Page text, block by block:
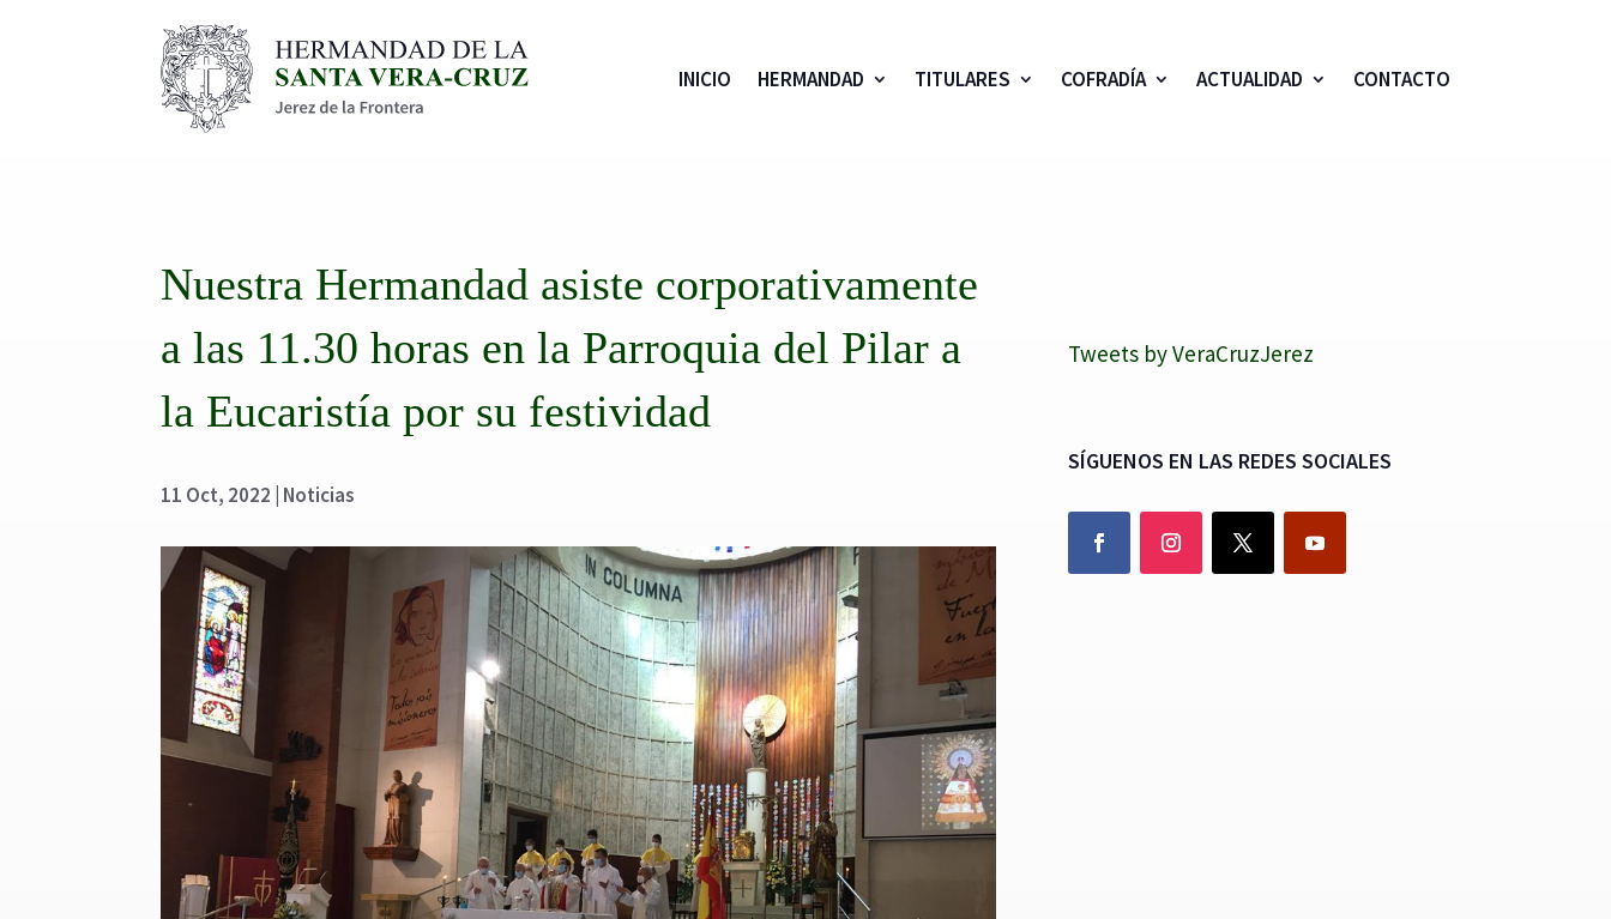
INICIO HERMANDAD TITULARES COFRADÍA ACTUALIDAD CONTACTO
Nuestra Hermandad asiste corporativamente
a las 11.30 horas en la Parroquia del Pilar a
la Eucaristía por su festividad
11 Oct, 2022 Noticias
Tweets by VeraCruzJerez
SÍGUENOS EN LAS REDES SOCIALES